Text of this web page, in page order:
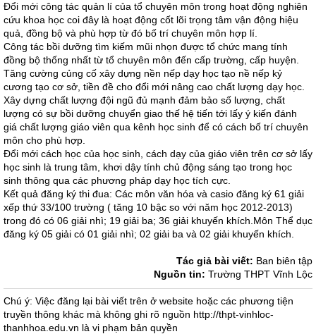
Đổi mới công tác quản lí của tổ chuyên môn trong hoạt động nghiên
cứu khoa học coi đây là hoạt động cốt lõi trọng tâm vận động hiệu
quả, đồng bộ và phù hợp từ đó bố trí chuyên môn hợp lí.
Công tác bồi dưỡng tìm kiếm mũi nhọn được tổ chức mang tính
đồng bộ thống nhất từ tổ chuyên môn đến cấp trường, cấp huyện.
Tăng cường củng cố xây dựng nền nếp dạy học tạo nề nếp kỷ
cương tạo cơ sở, tiền đề cho đổi mới nâng cao chất lượng dạy học.
Xây dựng chất lượng đội ngũ đủ mạnh đảm bảo số lượng, chất
lượng có sự bồi dưỡng chuyển giao thế hệ tiến tới lấy ý kiến đánh
giá chất lượng giáo viên qua kênh học sinh để có cách bố trí chuyên
môn cho phù hợp.
Đổi mới cách học của học sinh, cách dạy của giáo viên trên cơ sở lấy
học sinh là trung tâm, khơi dậy tính chủ động sáng tạo trong học
sinh thông qua các phương pháp dạy học tích cực.
Kết quả đăng ký thi đua: Các môn văn hóa và casio đăng ký 61 giải
xếp thứ 33/100 trường ( tăng 10 bậc so với năm học 2012-2013)
trong đó có 06 giải nhì; 19 giải ba; 36 giải khuyến khích.Môn Thể dục
đăng ký 05 giải có 01 giải nhì; 02 giải ba và 02 giải khuyến khích.
Tác giả bài viết: Ban biên tập
Nguồn tin: Trường THPT Vĩnh Lộc
Chú ý: Việc đăng lại bài viết trên ở website hoặc các phương tiện
truyền thông khác mà không ghi rõ nguồn http://thpt-vinhloc-
thanhhoa.edu.vn là vi phạm bản quyền